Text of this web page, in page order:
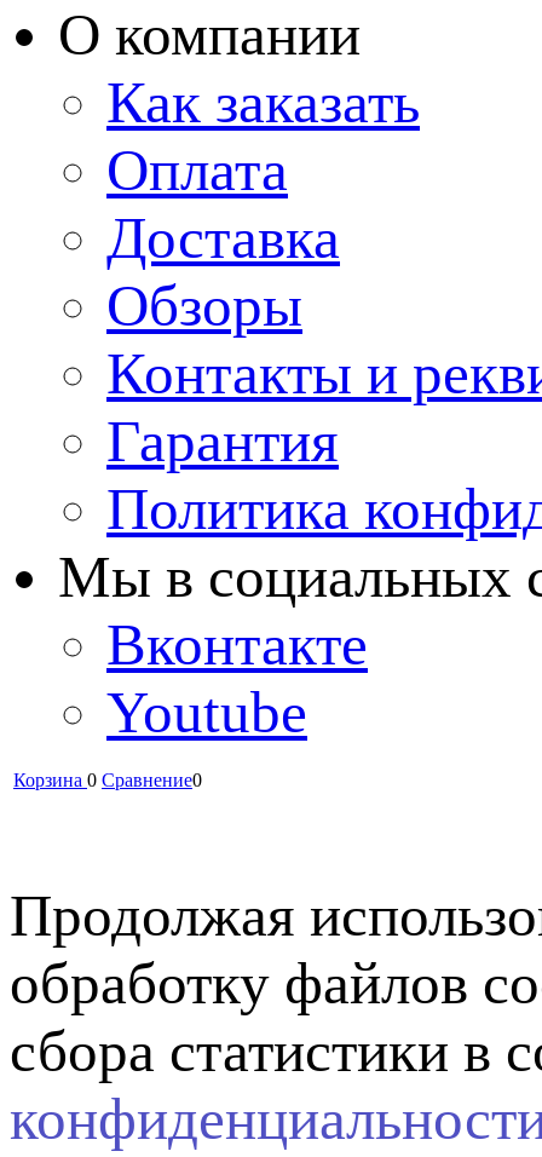
О компании
Как заказать
Оплата
Доставка
Обзоры
Контакты и
Гарантия
Политика
Мы в cоциальных
Вконтакте
Youtube
Корзина 0 Сравнение0
Продолжая
обработку файлов
сбора статистики в